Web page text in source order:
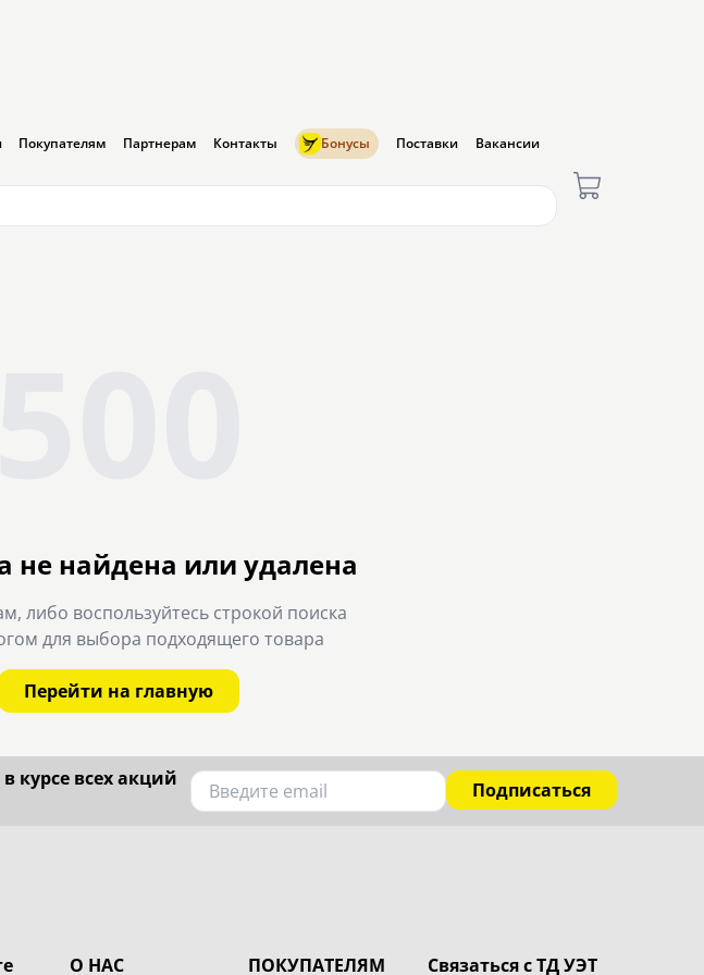
Покупателям Партнерам Контакты Бонусы Поставки Вакансии
не найдена или удалена
либо воспользуйтесь строкой поиска
для выбора подходящего товара
Перейти на главную
курсе всех акций
Подписаться
О НАС ПОКУПАТЕЛЯМ Связаться с ТД УЭТ